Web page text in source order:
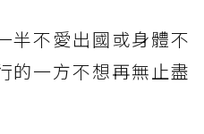
半不愛出國或身體不
的一方不想再無止盡